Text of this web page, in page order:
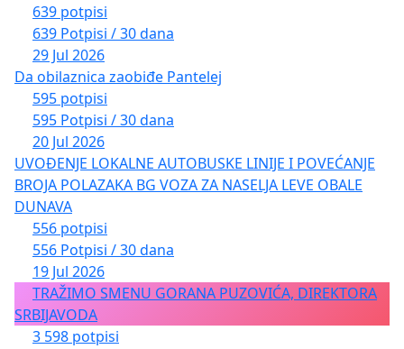
639 potpisi
639 Potpisi / 30 dana
29 Jul 2026
Da obilaznica zaobiđe Pantelej
595 potpisi
595 Potpisi / 30 dana
20 Jul 2026
UVOĐENJE LOKALNE AUTOBUSKE LINIJE I POVEĆANJE
BROJA POLAZAKA BG VOZA ZA NASELJA LEVE OBALE
DUNAVA
556 potpisi
556 Potpisi / 30 dana
19 Jul 2026
TRAŽIMO SMENU GORANA PUZOVIĆA, DIREKTORA
SRBIJAVODA
3 598 potpisi